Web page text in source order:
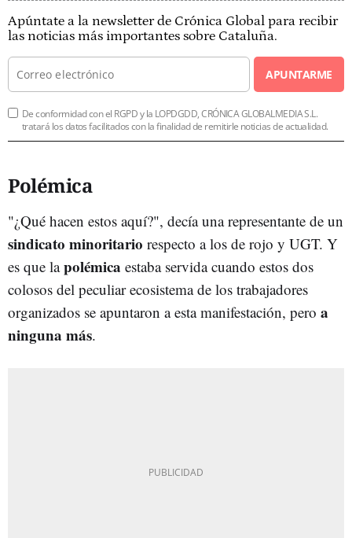
Apúntate a la newsletter de Crónica Global para recibir
las noticias más importantes sobre Cataluña.
APUNTARME
De conformidad con el RGPD y la LOPDGDD, CRÓNICA GLOBALMEDIA S.L.
tratará los datos facilitados con la finalidad de remitirle noticias de actualidad.
Polémica
"¿Qué hacen estos aquí?", decía una representante de un
sindicato minoritario respecto a los de rojo y UGT. Y
es que lapolémica estaba servida cuando estos dos
colosos del peculiar ecosistema de los trabajadores
organizados se apuntaron a esta manifestación, pero a
ninguna más.